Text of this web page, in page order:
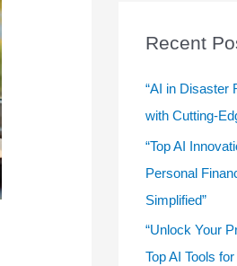
f
o
Recent
“AI in Disaster
with Cutting-
“Top AI
Personal
Simplified”
“Unlock Your
Top AI Tools